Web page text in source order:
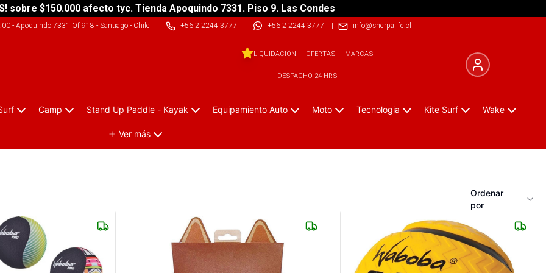
sobre $150.000 afecto tyc. Tienda Apoquindo 7331. Piso 9. Las Condes
- Apoquindo 7331 Of 918 - Santiago - Chile| +56 2 2244 3777 | +56 2 2244 3777 | info@sherpalife.cl
LIQUIDACIÓN OFERTAS MARCAS
DESPACHO 24 HRS
Camp Stand Up Paddle - Kayak Equipamiento Auto Moto Tecnologia Kite Surf Wake
Ver más
Ordenar
por